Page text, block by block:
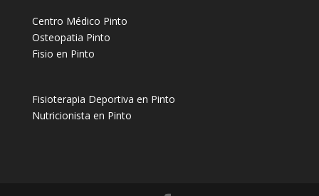
Centro Médico Pinto
Osteopatia Pinto
Fisio en Pinto
Fisioterapia Deportiva en Pinto
Nutricionista en Pinto